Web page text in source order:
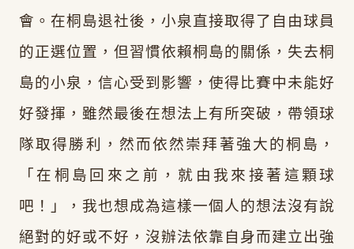
會。在桐島退社後，小泉直接取得了自由球員
的正選位置，但習慣依賴桐島的關係，失去桐
島的小泉，信心受到影響，使得比賽中未能好
好發揮，雖然最後在想法上有所突破，帶領球
隊取得勝利，然而依然崇拜著強大的桐島，
「在桐島回來之前，就由我來接著這顆球
吧！」，我也想成為這樣一個人的想法沒有說
絕對的好或不好，沒辦法依靠自身而建立出強